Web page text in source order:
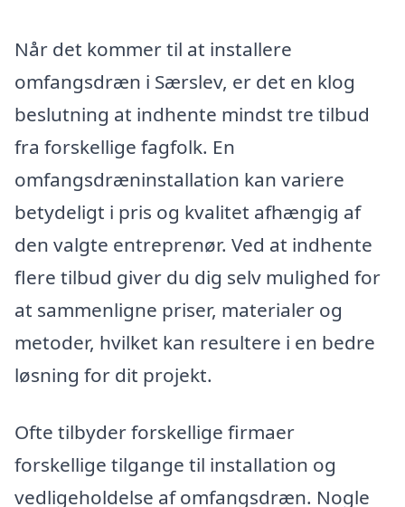
Når det kommer til at installere
omfangsdræn i Særslev, er det en klog
beslutning at indhente mindst tre tilbud
fra forskellige fagfolk. En
omfangsdræninstallation kan variere
betydeligt i pris og kvalitet afhængig af
den valgte entreprenør. Ved at indhente
flere tilbud giver du dig selv mulighed for
at sammenligne priser, materialer og
metoder, hvilket kan resultere i en bedre
løsning for dit projekt.
Ofte tilbyder forskellige firmaer
forskellige tilgange til installation og
vedligeholdelse af omfangsdræn. Nogle